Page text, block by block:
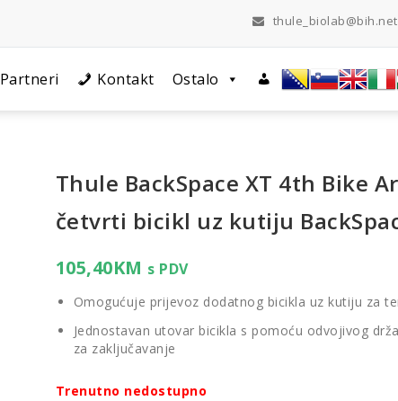
Partneri Kontakt Ostalo
Thule BackSpace XT 4th Bike
četvrti bicikl uz kutiju
105,40KM s PDV
Omogućuje prijevoz dodatnog bicikla uz kutiju za
Jednostavan utovar bicikla s pomoću odvojivog
za zaključavanje
Trenutno nedostupno